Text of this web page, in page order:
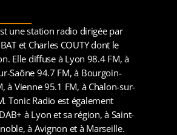
une station radio dirigée par
et Charles COUTY dont le
Elle diffuse à Lyon 98.4 FM, à
Saône 94.7 FM, à Bourgoin-
à Vienne 95.1 FM, à Chalon-sur-
Tonic Radio est également
à Lyon et sa région, à Saint-
à Avignon et à Marseille.